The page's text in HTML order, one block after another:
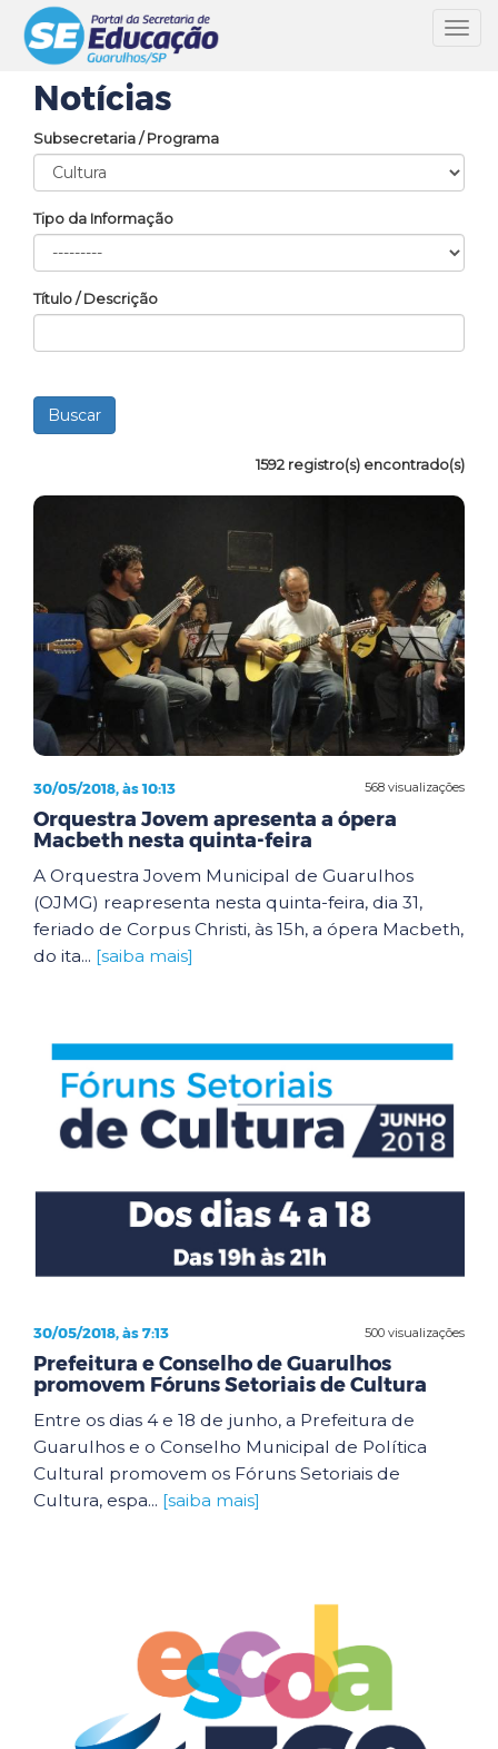
Notícias
Subsecretaria / Programa
Tipo da Informação
Título / Descrição
1592 registro(s) encontrado(s)
568 visualizações
30/05/2018, às 10:13
Orquestra Jovem apresenta a ópera
Macbeth nesta quinta-feira
A Orquestra Jovem Municipal de Guarulhos
(OJMG) reapresenta nesta quinta-feira, dia 31,
feriado de Corpus Christi, às 15h, a ópera Macbeth,
do ita... [saiba mais]
500 visualizações
30/05/2018, às 7:13
Prefeitura e Conselho de Guarulhos
promovem Fóruns Setoriais de Cultura
Entre os dias 4 e 18 de junho, a Prefeitura de
Guarulhos e o Conselho Municipal de Política
Cultural promovem os Fóruns Setoriais de
Cultura, espa... [saiba mais]